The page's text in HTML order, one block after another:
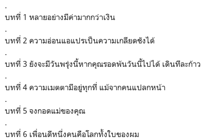
.
บทที่ 1 หลายอย่างมีค่ามากกว่าเงิน
.
บทที่ 2 ความอ่อนแอแปรเป็นความเกลียดชังได้
.
บทที่ 3 ยังจะมีวันพรุ่งนี้หากคุณรอดพ้นวันนี้ไปได้ เดินทีละก้าว
.
บทที่ 4 ความเมตตามีอยู่ทุกที่ แม้จากคนแปลกหน้า
.
บทที่ 5 จงกอดแม่ของคุณ
.
บทที่ 6 เพื่อนดีหนึ่งคนคือโลกทั้งใบของผม